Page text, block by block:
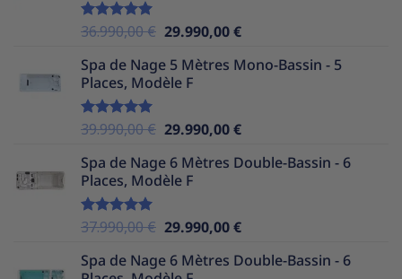
Note5.00
36.990,00€ Le
initial
était :
29.990,00€Le
actuel
Spa de Nage 5 Mètres Mono-Bassin - 5
Places, Modèle F
Note5.00
39.990,00€ Le
initial
était :
29.990,00€Le
actuel
Spa de Nage 6 Mètres Double-Bassin - 6
Places, Modèle F
Note5.00
37.990,00€ Le
initial
29.990,00€Le
actuel
Spa de Nage 6 Mètres Double-Bassin - 6